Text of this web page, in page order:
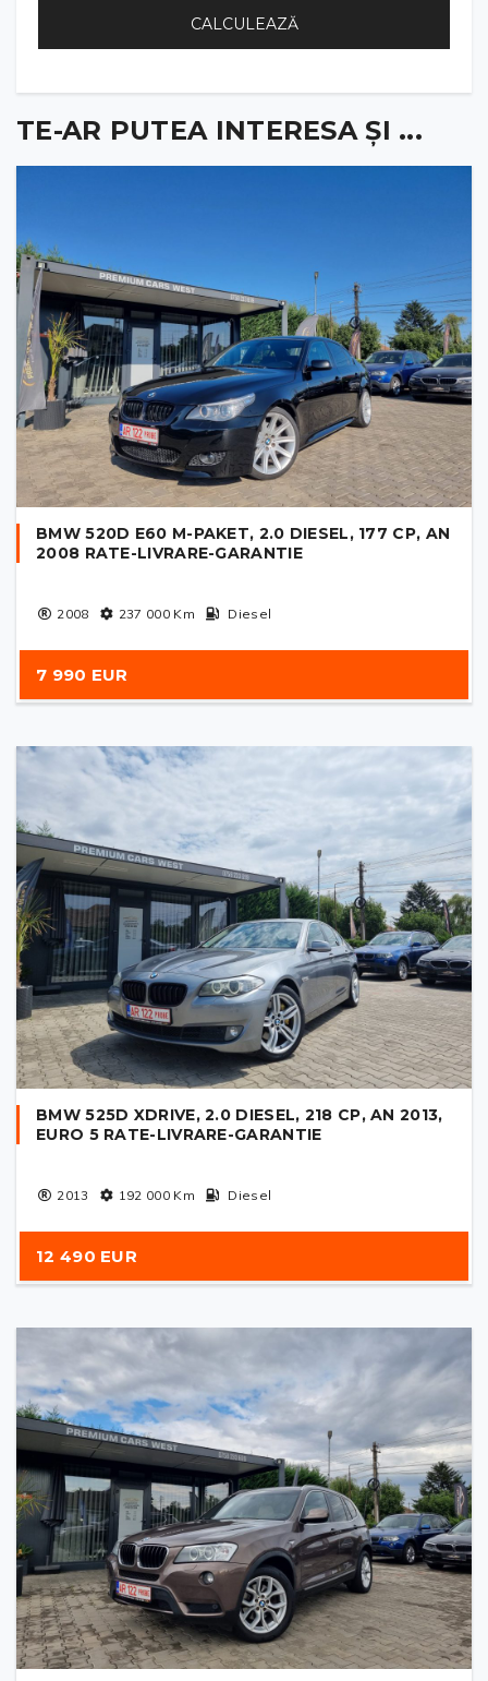
CALCULEAZĂ
TE-AR PUTEA INTERESA ȘI ...
BMW 520D E60 M-PAKET, 2.0 DIESEL, 177 CP, AN
2008 RATE-LIVRARE-GARANTIE
2008 237 000Km Diesel
7 990 EUR
BMW 525D XDRIVE, 2.0 DIESEL, 218 CP, AN 2013,
EURO 5 RATE-LIVRARE-GARANTIE
2013 192 000Km Diesel
12 490 EUR